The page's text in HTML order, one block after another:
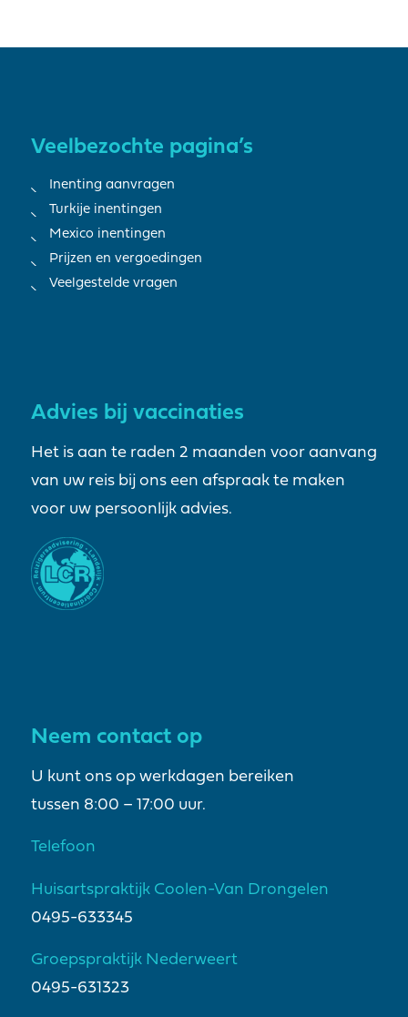
Veelbezochte pagina’s
Inenting aanvragen
Turkije inentingen
Mexico inentingen
Prijzen en vergoedingen
Veelgestelde vragen
Advies bij vaccinaties
Het is aan te raden 2 maanden voor aanvang
van uw reis bij ons een afspraak te maken
voor uw persoonlijk advies.
Neem contact op
U kunt ons op werkdagen bereiken
tussen 8:00 – 17:00 uur.
Telefoon
Huisartspraktijk Coolen-Van Drongelen
0495-633345
Groepspraktijk Nederweert
0495-631323